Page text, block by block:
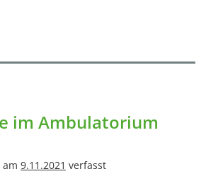
im Ambulatorium
9.11.2021 verfasst